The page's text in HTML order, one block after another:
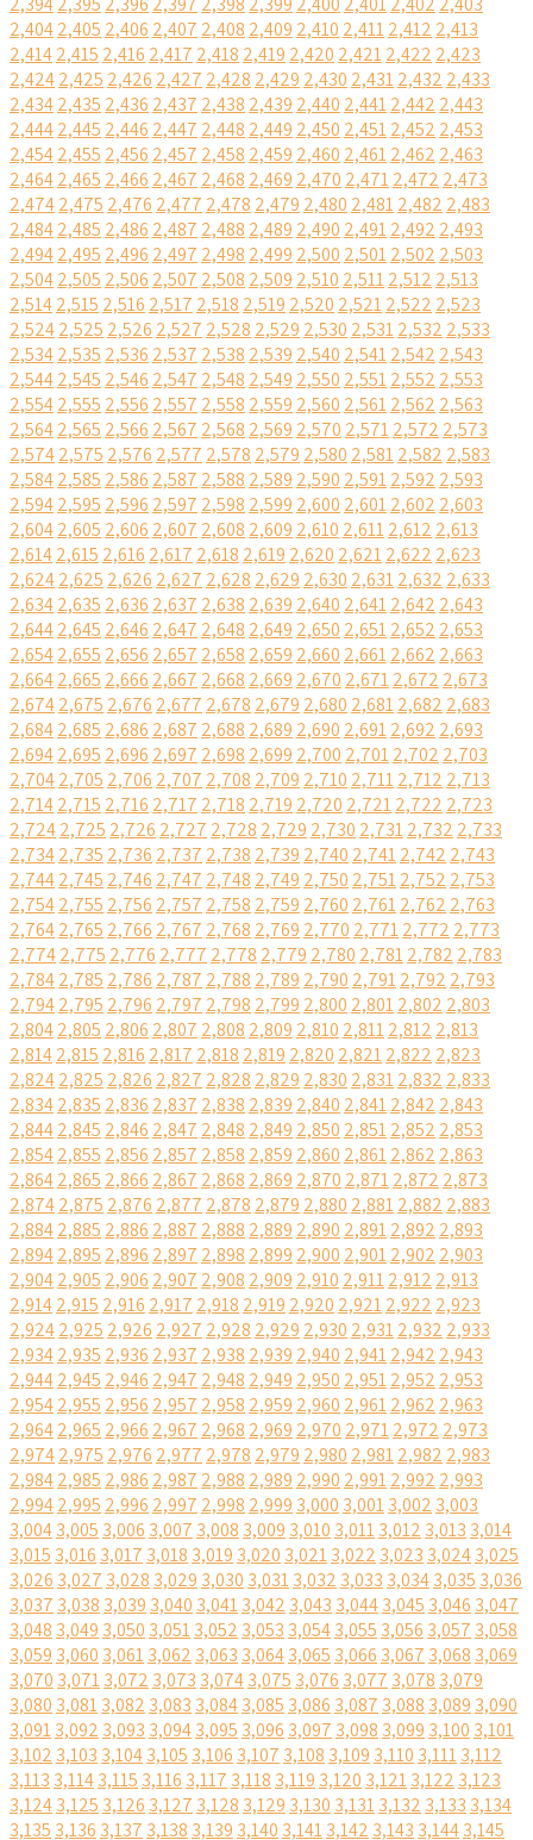
2,4042,405 2,406 2,407 2,408 2,409 2,410 2,4112,412 2,413
2,4142,415 2,416 2,417 2,418 2,419 2,420 2,4212,422 2,423
2,4242,425 2,426 2,427 2,428 2,429 2,430 2,4312,432 2,433
2,4342,435 2,436 2,437 2,438 2,439 2,440 2,4412,442 2,443
2,4442,445 2,446 2,447 2,448 2,449 2,450 2,4512,452 2,453
2,4542,455 2,456 2,457 2,458 2,459 2,460 2,4612,462 2,463
2,4642,465 2,466 2,467 2,468 2,469 2,470 2,4712,472 2,473
2,4742,475 2,476 2,477 2,478 2,479 2,480 2,4812,482 2,483
2,4842,485 2,486 2,487 2,488 2,489 2,490 2,4912,492 2,493
2,4942,495 2,496 2,497 2,498 2,499 2,500 2,5012,502 2,503
2,5042,505 2,506 2,507 2,508 2,509 2,510 2,5112,512 2,513
2,5142,515 2,516 2,517 2,518 2,519 2,520 2,5212,522 2,523
2,5242,525 2,526 2,527 2,528 2,529 2,530 2,5312,532 2,533
2,5342,535 2,536 2,537 2,538 2,539 2,540 2,5412,542 2,543
2,5442,545 2,546 2,547 2,548 2,549 2,550 2,5512,552 2,553
2,5542,555 2,556 2,557 2,558 2,559 2,560 2,5612,562 2,563
2,5642,565 2,566 2,567 2,568 2,569 2,570 2,5712,572 2,573
2,5742,575 2,576 2,577 2,578 2,579 2,580 2,5812,582 2,583
2,5842,585 2,586 2,587 2,588 2,589 2,590 2,5912,592 2,593
2,5942,595 2,596 2,597 2,598 2,599 2,600 2,6012,602 2,603
2,6042,605 2,606 2,607 2,608 2,609 2,610 2,6112,612 2,613
2,6142,615 2,616 2,617 2,618 2,619 2,620 2,6212,622 2,623
2,6242,625 2,626 2,627 2,628 2,629 2,630 2,6312,632 2,633
2,6342,635 2,636 2,637 2,638 2,639 2,640 2,6412,642 2,643
2,6442,645 2,646 2,647 2,648 2,649 2,650 2,6512,652 2,653
2,6542,655 2,656 2,657 2,658 2,659 2,660 2,6612,662 2,663
2,6642,665 2,666 2,667 2,668 2,669 2,670 2,6712,672 2,673
2,6742,675 2,676 2,677 2,678 2,679 2,680 2,6812,682 2,683
2,6842,685 2,686 2,687 2,688 2,689 2,690 2,6912,692 2,693
2,6942,695 2,696 2,697 2,698 2,699 2,700 2,7012,702 2,703
2,7042,705 2,706 2,707 2,708 2,709 2,710 2,7112,712 2,713
2,7142,715 2,716 2,717 2,718 2,719 2,720 2,7212,722 2,723
2,7242,725 2,726 2,727 2,728 2,729 2,730 2,7312,732 2,733
2,7342,735 2,736 2,737 2,738 2,739 2,740 2,7412,742 2,743
2,7442,745 2,746 2,747 2,748 2,749 2,750 2,7512,752 2,753
2,7542,755 2,756 2,757 2,758 2,759 2,760 2,7612,762 2,763
2,7642,765 2,766 2,767 2,768 2,769 2,770 2,7712,772 2,773
2,7742,775 2,776 2,777 2,778 2,779 2,780 2,7812,782 2,783
2,7842,785 2,786 2,787 2,788 2,789 2,790 2,7912,792 2,793
2,7942,795 2,796 2,797 2,798 2,799 2,800 2,8012,802 2,803
2,8042,805 2,806 2,807 2,808 2,809 2,810 2,8112,812 2,813
2,8142,815 2,816 2,817 2,818 2,819 2,820 2,8212,822 2,823
2,8242,825 2,826 2,827 2,828 2,829 2,830 2,8312,832 2,833
2,8342,835 2,836 2,837 2,838 2,839 2,840 2,8412,842 2,843
2,8442,845 2,846 2,847 2,848 2,849 2,850 2,8512,852 2,853
2,8542,855 2,856 2,857 2,858 2,859 2,860 2,8612,862 2,863
2,8642,865 2,866 2,867 2,868 2,869 2,870 2,8712,872 2,873
2,8742,875 2,876 2,877 2,878 2,879 2,880 2,8812,882 2,883
2,8842,885 2,886 2,887 2,888 2,889 2,890 2,8912,892 2,893
2,8942,895 2,896 2,897 2,898 2,899 2,900 2,9012,902 2,903
2,9042,905 2,906 2,907 2,908 2,909 2,910 2,9112,912 2,913
2,9142,915 2,916 2,917 2,918 2,919 2,920 2,9212,922 2,923
2,9242,925 2,926 2,927 2,928 2,929 2,930 2,9312,932 2,933
2,9342,935 2,936 2,937 2,938 2,939 2,940 2,9412,942 2,943
2,9442,945 2,946 2,947 2,948 2,949 2,950 2,9512,952 2,953
2,9542,955 2,956 2,957 2,958 2,959 2,960 2,9612,962 2,963
2,9642,965 2,966 2,967 2,968 2,969 2,970 2,9712,972 2,973
2,9742,975 2,976 2,977 2,978 2,979 2,980 2,9812,982 2,983
2,9842,985 2,986 2,987 2,988 2,989 2,990 2,9912,992 2,993
2,9942,995 2,996 2,997 2,998 2,999 3,000 3,0013,002 3,003
3,0043,005 3,006 3,007 3,008 3,009 3,010 3,0113,012 3,013 3,014
3,015 3,016 3,017 3,018 3,019 3,020 3,0213,022 3,023 3,0243,025
3,026 3,027 3,028 3,029 3,030 3,0313,032 3,033 3,0343,035 3,036
3,037 3,038 3,039 3,040 3,0413,042 3,043 3,0443,045 3,046 3,047
3,048 3,049 3,050 3,0513,052 3,053 3,0543,055 3,056 3,057 3,058
3,059 3,060 3,0613,062 3,063 3,0643,065 3,066 3,067 3,068 3,069
3,070 3,0713,072 3,073 3,0743,075 3,076 3,077 3,078 3,079
3,080 3,0813,082 3,083 3,0843,085 3,086 3,087 3,088 3,089 3,090
3,0913,092 3,093 3,0943,095 3,096 3,097 3,098 3,099 3,100 3,101
3,102 3,103 3,1043,105 3,106 3,107 3,108 3,109 3,110 3,1113,112
3,113 3,1143,115 3,116 3,117 3,118 3,119 3,120 3,1213,122 3,123
3,1243,125 3,126 3,127 3,128 3,129 3,130 3,1313,132 3,133 3,134
3,135 3,136 3,137 3,138 3,139 3,140 3,1413,142 3,143 3,1443,145